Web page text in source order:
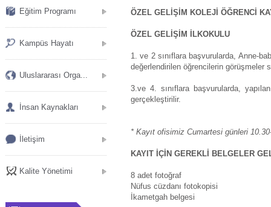
Eğitim Programı
Kampüs Hayatı
Uluslararası Orga...
İnsan Kaynakları
İletişim
Kalite Yönetimi
ÖZEL GELİŞİM KOLEJİ ÖĞRENCİ
ÖZEL GELİŞİM İLKOKULU
1. ve 2 sınıflara başvurularda, Anne-
değerlendirilen öğrencilerin görüşmeler
3.ve 4. sınıflara başvurularda,
gerçekleştirilir.
* Kayıt ofisimiz Cumartesi günleri
KAYIT İÇİN GEREKLİ BELGELER
8 adet fotoğraf
Nüfus cüzdanı fotokopisi
İkametgah belgesi